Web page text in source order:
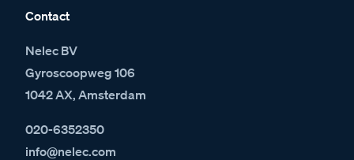
Contact
Nelec BV
Gyroscoopweg 106
1042 AX, Amsterdam
020-6352350
info@nelec.com